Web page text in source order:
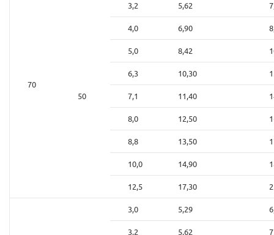
70
50
3,2 5,62
4,0 6,90
5,0 8,42
6,3 10,30
7,1 11,40
8,0 12,50
8,8 13,50
10,0 14,90
12,5 17,30
3,0 5,29
3,2 5,62